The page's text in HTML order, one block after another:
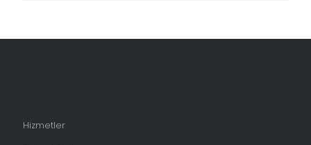
Hizmetler